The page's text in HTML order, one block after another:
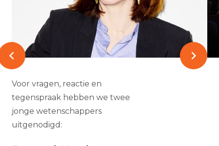
Voor vragen, reactie en
tegenspraak hebben we twee
jonge wetenschappers
uitgenodigd: